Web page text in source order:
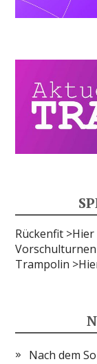
Rückenfit
Trampolin
Nach dem